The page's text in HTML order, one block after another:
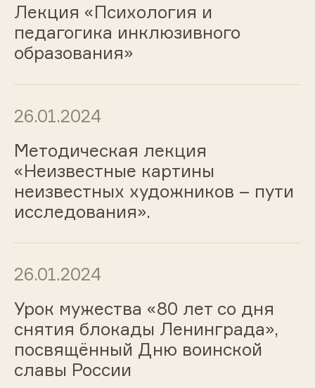
Лекция «Психология и
педагогика инклюзивного
образования»
26.01.2024
Методическая лекция
«Неизвестные картины
неизвестных художников – пути
исследования».
26.01.2024
Урок мужества «80 лет со дня
снятия блокады Ленинграда»,
посвящённый Дню воинской
славы России